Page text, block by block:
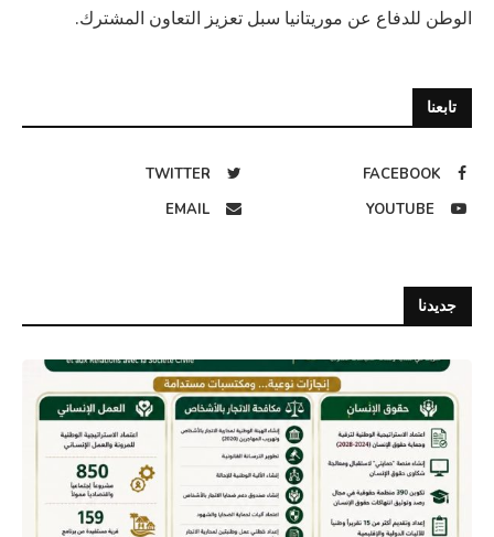
الوطن للدفاع عن موريتانيا سبل تعزيز التعاون المشترك.
تابعنا
FACEBOOK
TWITTER
YOUTUBE
EMAIL
جديدنا